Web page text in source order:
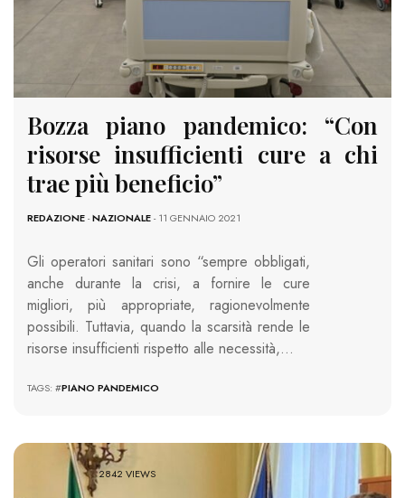
Bozza piano pandemico: “Con
risorse insufficienti cure a chi
trae più beneficio”
REDAZIONE-NAZIONALE- 11 GENNAIO 2021
Gli operatori sanitari sono “sempre obbligati,
anche durante la crisi, a fornire le cure
migliori, più appropriate, ragionevolmente
possibili. Tuttavia, quando la scarsità rende le
risorse insufficienti rispetto alle necessità,…
TAGS: #PIANO PANDEMICO
2842 VIEWS